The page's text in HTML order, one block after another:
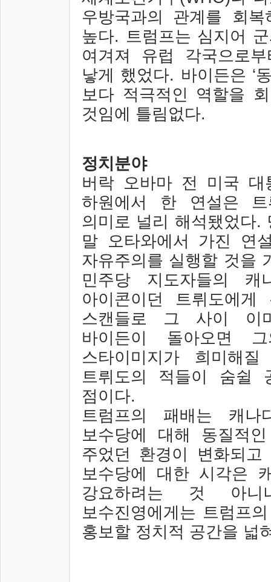
우방국과의 관계를 회
높다. 트럼프는 심지어
여겨져 유럽 각국으로
낳게 했었다. 바이든은 ‘
보다 적극적인 역할을
것임에 틀림없다.
정치분야
버락 오바마 전 미국
하원에서 한 연설은 트
의미로 널리 해석됐었다.
말 오타와에서 가진 연
자유주의를 실행할 것을
민주당 지도자들의
아이콘이던 트뤼도에게
스캔들로 그 사이 이
바이든이 돌아오면
스타이미지가 희미해
트뤼도의 적들이 숨쉴
점이다.
트럼프의 패배는 캐
보수당에 대해 동질적
주었던 환경이 변화되
보수당에 대한 시각은
강요하려는 것 아
보수진영에게는 트럼프
홍보할 정치적 공간을 넓